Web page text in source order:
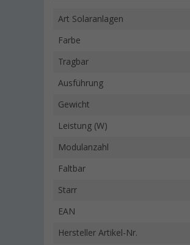
Art Solaranlagen
Farbe
Tragbar
Ausführung
Gewicht
Leistung (W)
Modulanzahl
Faltbar
Starr
EAN
Hersteller Artikel-Nr.